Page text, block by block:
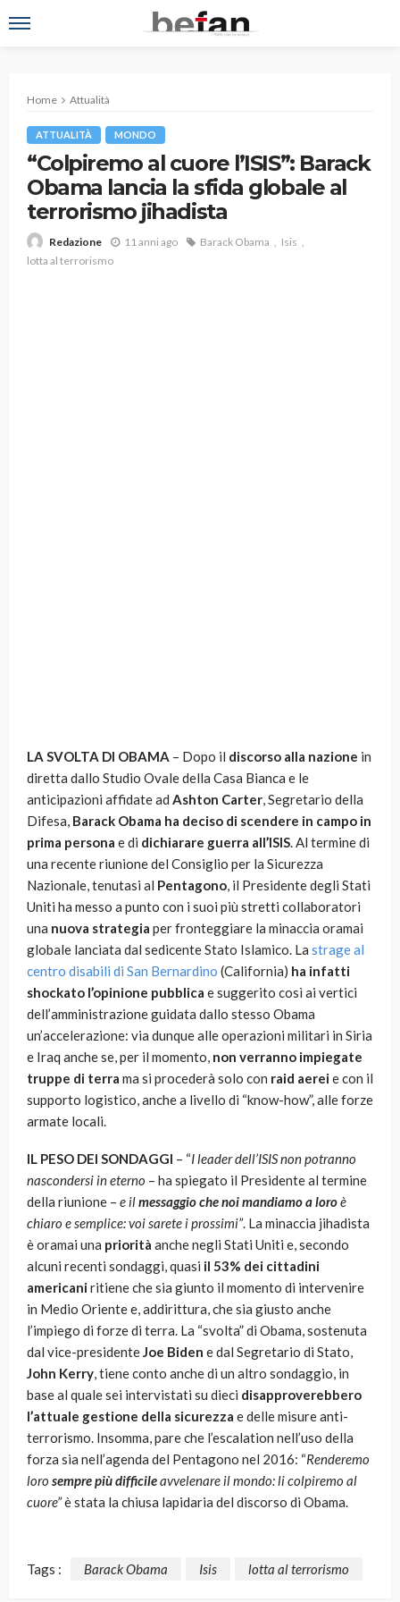
Home Attualità
ATTUALITÀ MONDO
“Colpiremo al cuore l’ISIS”: Barack
Obama lancia la sfida globale al
terrorismo jihadista
Redazione 11 anni ago Barack Obama
Isis
lotta al terrorismo
LA SVOLTA DI OBAMA – Dopo il discorso alla nazione in
diretta dallo Studio Ovale della Casa Bianca e le
anticipazioni affidate ad Ashton Carter, Segretario della
Difesa, Barack Obama ha deciso di scendere in campo in
prima persona e di dichiarare guerra all’ISIS. Al termine di
una recente riunione del Consiglio per la Sicurezza
Nazionale, tenutasi al Pentagono, il Presidente degli Stati
Uniti ha messo a punto con i suoi più stretti collaboratori
una nuova strategia per fronteggiare la minaccia oramai
globale lanciata dal sedicente Stato Islamico. La strage al
centro disabili di San Bernardino (California) ha infatti
shockato l’opinione pubblica e suggerito così ai vertici
dell’amministrazione guidata dallo stesso Obama
un’accelerazione: via dunque alle operazioni militari in Siria
e Iraq anche se, per il momento, non verranno impiegate
truppe di terra ma si procederà solo con raid aereie con il
supporto logistico, anche a livello di “know-how”, alle forze
armate locali.
IL PESO DEI SONDAGGI – “I leader dell’ISIS non potranno
nascondersi in eterno – ha spiegato il Presidente al termine
della riunione – e ilmessaggio che noi mandiamo a loroè
chiaro e semplice: voi sarete i prossimi”. La minaccia jihadista
è oramai una priorità anche negli Stati Uniti e, secondo
alcuni recenti sondaggi, quasi il 53% dei cittadini
americaniritiene che sia giunto il momento di intervenire
in Medio Oriente e, addirittura, che sia giusto anche
l’impiego di forze di terra. La “svolta” di Obama, sostenuta
dal vice-presidenteJoe Biden e dal Segretario di Stato,
John Kerry, tiene conto anche di un altro sondaggio, in
base al quale sei intervistati su dieci disapproverebbero
l’attuale gestione della sicurezza e delle misure anti-
terrorismo. Insomma, pare che l’escalation nell’uso della
forza sia nell’agenda del Pentagono nel 2016: “Renderemo
loro sempre più difficileavvelenare il mondo: li colpiremo al
cuore”è stata la chiusa lapidaria del discorso di Obama.
Tags : Barack Obama Isis lotta al terrorismo